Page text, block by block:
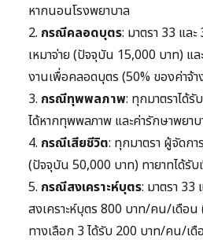
หากนอนโรงพยาบาล
2. กรณีคลอดบุตร: มาตรา 33 แล
เหมาจ่าย (ปัจจุบัน 15,000 บาท) แล
งานเพื่อคลอดบุตร (50% ของค่าจ้
3. กรณีทุพพลภาพ: ทุกมาตราได้รั
ได้หากทุพพลภาพ และค่ารักษาพยาบ
4. กรณีเสียชีวิต: ทุกมาตรา ผู้จัดก
(ปัจจุบัน 50,000 บาท) ทายาทได้รับ
5. กรณีสงเคราะห์บุตร: มาตรา 33
สงเคราะห์บุตร 800 บาท/คน/เดือน
ทางเลือก 3 ได้รับ 200 บาท/คน/เ